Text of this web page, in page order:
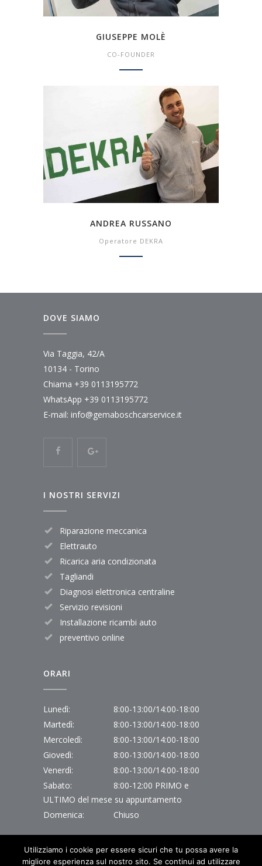
GIUSEPPE MOLÈ
CO-FOUNDER
ANDREA RUSSANO
Operatore DEKRA
DOVE SIAMO
Via Taggia, 42/A
10134 - Torino
Chiama +39 0113195772
WhatsApp +39 0113195772
E-mail: info@gemaboschcarservice.it
I NOSTRI SERVIZI
Riparazione meccanica
Elettrauto
Ricarica aria condizionata
Tagliandi
Diagnosi elettronica centraline
Servizio revisioni
Installazione ricambi auto
preventivo online
ORARI
Lunedì:
8:00-13:00/14:00-18:00
Martedì:
8:00-13:00/14:00-18:00
Mercoledì:
8:00-13:00/14:00-18:00
Giovedì:
8:00-13:00/14:00-18:00
Venerdì:
8:00-13:00/14:00-18:00
Sabato:
8:00-12:00 PRIMO e
ULTIMO del mese su appuntamento
Domenica:
Chiuso
Utilizziamo i cookie per essere sicuri che tu possa avere la
migliore esperienza sul nostro sito. Se continui ad utilizzare